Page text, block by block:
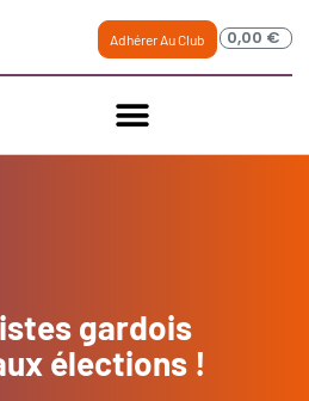
Adhérer Au Club 0,00 €
gardois
élections !